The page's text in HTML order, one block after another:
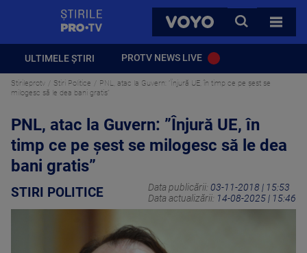
VOYO
CAUTA
TOATE
ULTIMELE ȘTIRI PROTV NEWS LIVE
Stirileprotv Stiri Politice
PNL, atac la Guvern: ”Înjură UE, în timp ce pe șest se
milogesc să le dea bani gratis”
PNL, atac la Guvern: ”Înjură UE, în
timp ce pe șest se milogesc să le dea
bani gratis”
STIRI POLITICE Data publicării: 03-11-2018 | 15:53
Data actualizării: 14-08-2025 | 15:46